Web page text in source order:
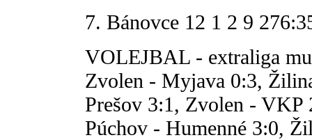
7. Bánovce 12 1 2 9
VOLEJBAL - extraliga
Zvolen - Myjava 0:3,
Prešov 3:1, Zvolen -
Púchov - Humenné 3:0,